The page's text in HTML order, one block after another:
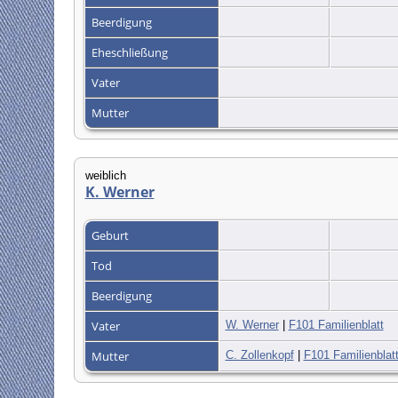
Beerdigung
Eheschließung
Vater
Mutter
weiblich
K. Werner
Geburt
Tod
Beerdigung
Vater
W. Werner| F101 Familienblatt
Mutter C. Zollenkopf| F101 Familienblatt